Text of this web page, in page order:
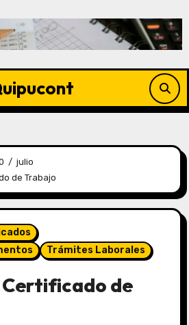
julio
de Trabajo
Trámites Laborales
Certificado de